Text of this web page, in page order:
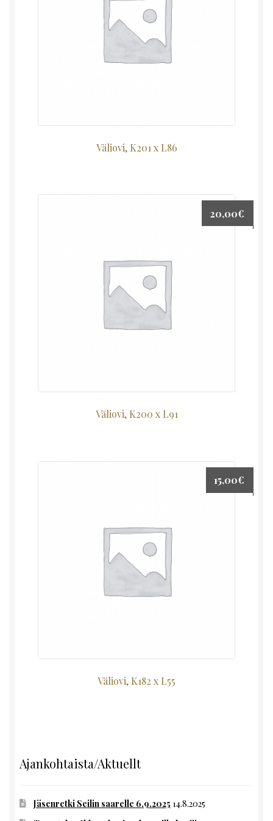
Väliovi, K201 x L86
Väliovi, K200 x L91
20,00€
Väliovi, K182 x L55
15,00€
Ajankohtaista/Aktuellt
Jäsenretki Seilin saarelle 6.9.2025 14.8.2025